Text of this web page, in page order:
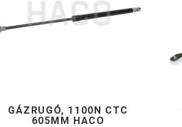
GÁZRUGÓ, 1100N CTC
605MM HACO